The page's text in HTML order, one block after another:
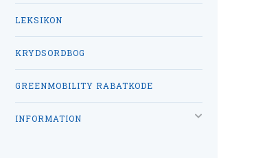
LEKSIKON
KRYDSORDBOG
GREENMOBILITY RABATKODE
INFORMATION